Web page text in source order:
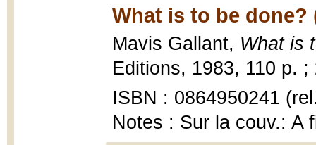
What is to be done?
Mavis Gallant, What is
Editions, 1983, 110 p. ;
ISBN : 0864950241
Notes : Sur la couv.: A